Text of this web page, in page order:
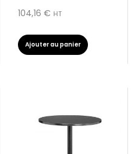
104,16 € HT
Ajouter au panier